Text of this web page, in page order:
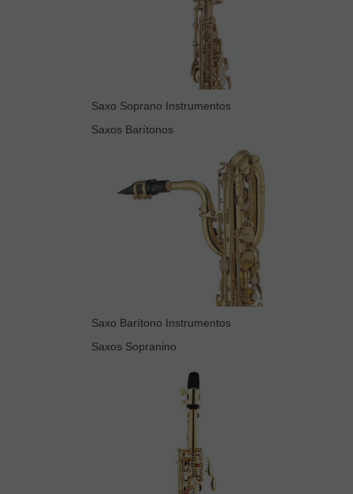
Saxo Soprano Instrumentos
Saxos Barítonos
Saxo Barítono Instrumentos
Saxos Sopranino